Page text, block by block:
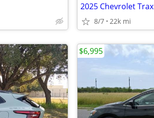
2025 Chevrolet Trax
8/7 22k mi
$6,995